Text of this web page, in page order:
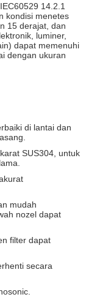
14.2.1
kondisi menetes
15 derajat, dan
luminer,
dapat memenuhi
dengan ukuran
di lantai dan
SUS304, untuk
mudah
nozel dapat
filter dapat
secara